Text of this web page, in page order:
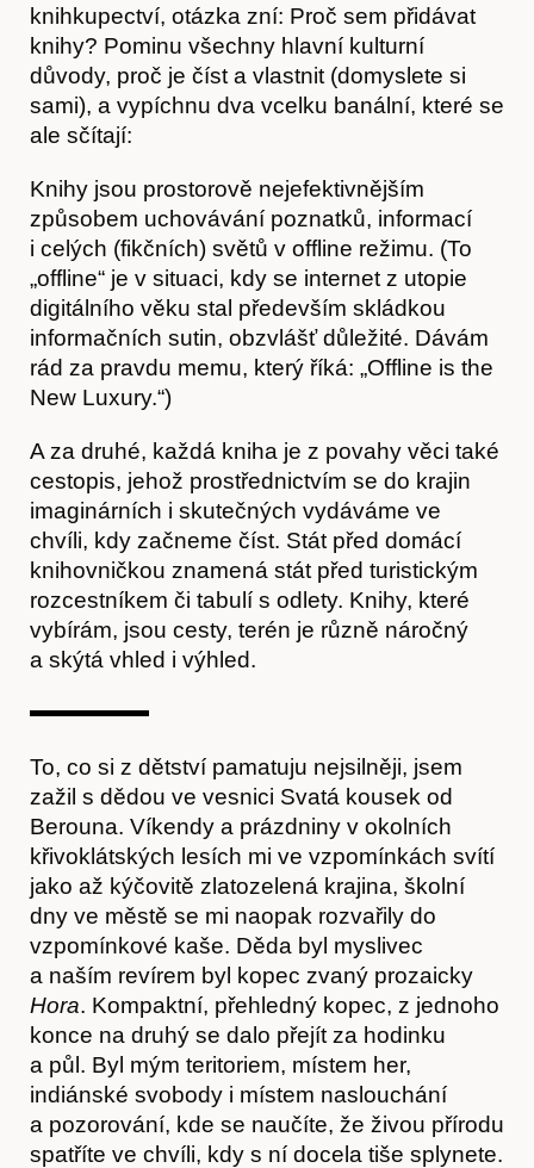
knihkupectví, otázka zní: Proč sem přidávat
knihy? Pominu všechny hlavní kulturní
důvody, proč je číst a vlastnit (domyslete si
sami), a vypíchnu dva vcelku banální, které se
ale sčítají:
Knihy jsou prostorově nejefektivnějším
způsobem uchovávání poznatků, informací
i celých (fikčních) světů v offline režimu. (To
„offline“ je v situaci, kdy se internet z utopie
digitálního věku stal především skládkou
informačních sutin, obzvlášť důležité. Dávám
rád za pravdu memu, který říká: „Offline is the
New Luxury.“)
A za druhé, každá kniha je z povahy věci také
cestopis, jehož prostřednictvím se do krajin
imaginárních i skutečných vydáváme ve
chvíli, kdy začneme číst. Stát před domácí
knihovničkou znamená stát před turistickým
rozcestníkem či tabulí s odlety. Knihy, které
vybírám, jsou cesty, terén je různě náročný
a skýtá vhled i výhled.
To, co si z dětství pamatuju nejsilněji, jsem
zažil s dědou ve vesnici Svatá kousek od
Berouna. Víkendy a prázdniny v okolních
křivoklátských lesích mi ve vzpomínkách svítí
jako až kýčovitě zlatozelená krajina, školní
dny ve městě se mi naopak rozvařily do
vzpomínkové kaše. Děda byl myslivec
a naším revírem byl kopec zvaný prozaicky
Hora. Kompaktní, přehledný kopec, z jednoho
konce na druhý se dalo přejít za hodinku
a půl. Byl mým teritoriem, místem her,
indiánské svobody i místem naslouchání
a pozorování, kde se naučíte, že živou přírodu
spatříte ve chvíli, kdy s ní docela tiše splynete.